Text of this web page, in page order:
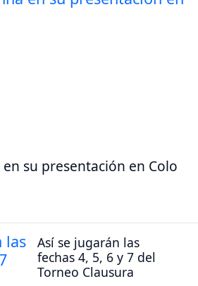
su presentación en Colo
Así se jugarán las
fechas 4, 5, 6 y 7 del
Torneo Clausura